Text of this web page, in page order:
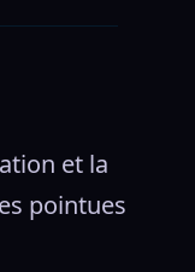
et la
pointues